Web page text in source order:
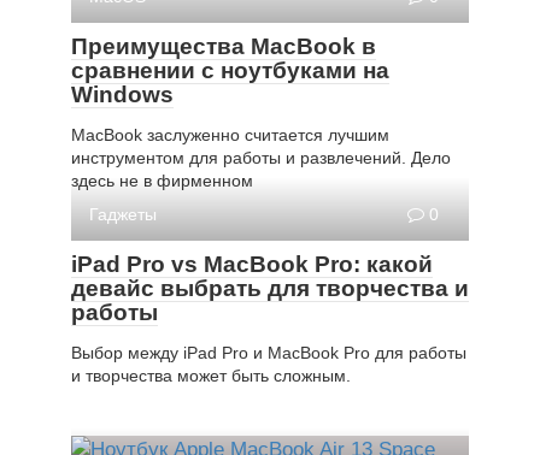
Преимущества MacBook в
сравнении с ноутбуками на
Windows
MacBook заслуженно считается лучшим
инструментом для работы и развлечений. Дело
здесь не в фирменном
Гаджеты
0
iPad Pro vs MacBook Pro: какой
девайс выбрать для творчества и
работы
Выбор между iPad Pro и MacBook Pro для работы
и творчества может быть сложным.